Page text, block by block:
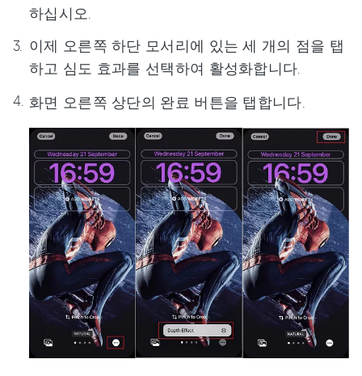
하십시오.
이제 오른쪽 하단 모서리에 있는 세 개의 점을 탭
하고 심도 효과를 선택하여 활성화합니다.
화면 오른쪽 상단의 완료 버튼을 탭합니다.